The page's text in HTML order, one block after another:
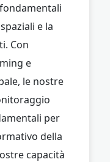
e la
Con
e
le nostre
per
della
capacità